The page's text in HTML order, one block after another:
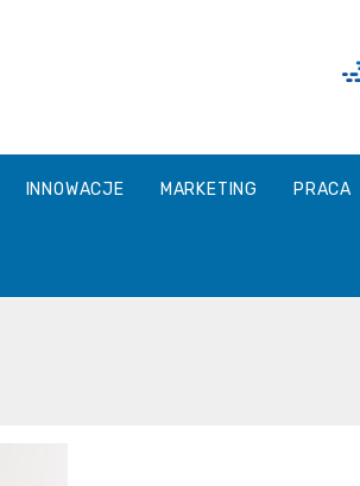
INNOWACJE MARKETING PRACA